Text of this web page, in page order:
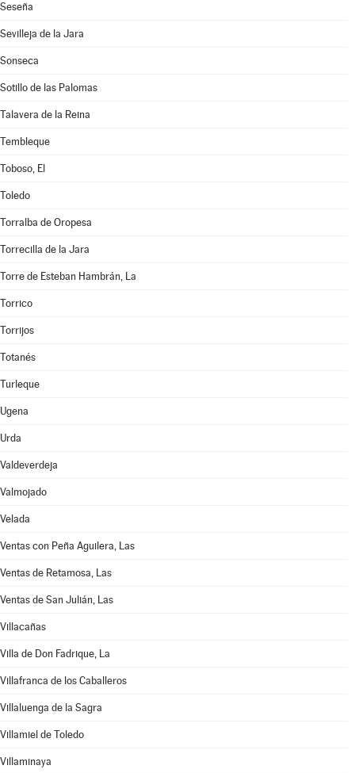
Seseña
Sevilleja de la Jara
Sonseca
Sotillo de las Palomas
Talavera de la Reina
Tembleque
Toboso, El
Toledo
Torralba de Oropesa
Torrecilla de la Jara
Torre de Esteban Hambrán, La
Torrico
Torrijos
Totanés
Turleque
Ugena
Urda
Valdeverdeja
Valmojado
Velada
Ventas con Peña Aguilera, Las
Ventas de Retamosa, Las
Ventas de San Julián, Las
Villacañas
Villa de Don Fadrique, La
Villafranca de los Caballeros
Villaluenga de la Sagra
Villamiel de Toledo
Villaminaya